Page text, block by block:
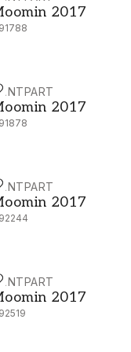
2017
2017
2017 - 5163-4
2017
2017 - 5164-4
2017
2017 - 5165-1